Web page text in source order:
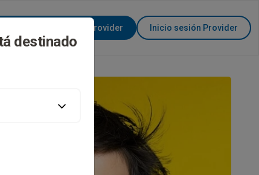
en Invisalign Provider Inicio sesión Provider
destinado